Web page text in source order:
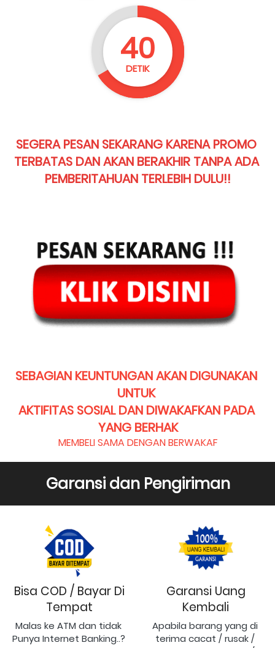
39
DETIK
SEGERA PESAN SEKARANG KARENA PROMO
TERBATAS DAN AKAN BERAKHIR TANPA ADA
PEMBERITAHUAN TERLEBIH DULU!!
SEBAGIAN KEUNTUNGAN AKAN DIGUNAKAN
UNTUK
AKTIFITAS SOSIAL DAN DIWAKAFKAN PADA
YANG BERHAK
MEMBELI SAMA DENGAN BERWAKAF
Garansi dan Pengiriman
Bisa COD / Bayar Di
Tempat
Malas ke ATM dan tidak
Punya Internet Banking..?
Garansi Uang
Kembali
Apabila barang yang di
terima cacat / rusak /